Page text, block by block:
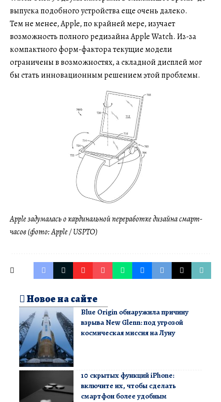
выпуска подобного устройства еще очень далеко.
Тем не менее, Apple, по крайней мере, изучает
возможность полного редизайна Apple Watch. Из-за
компактного форм-фактора текущие модели
ограничены в возможностях, а складной дисплей мог
бы стать инновационным решением этой проблемы.
Apple задумалась о кардинальной переработке дизайна смарт-
часов (фото: Apple / USPTO)
Новое на сайте
Blue Origin обнаружила причину
взрыва New Glenn: под угрозой
космическая миссия на Луну
10 скрытых функций iPhone:
включите их, чтобы сделать
смартфон более удобным